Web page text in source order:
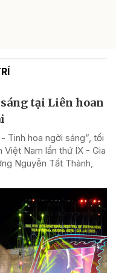
tại Liên hoan
Tinh hoa ngời sáng”, tối
Nam lần thứ IX - Gia
Nguyễn Tất Thành,